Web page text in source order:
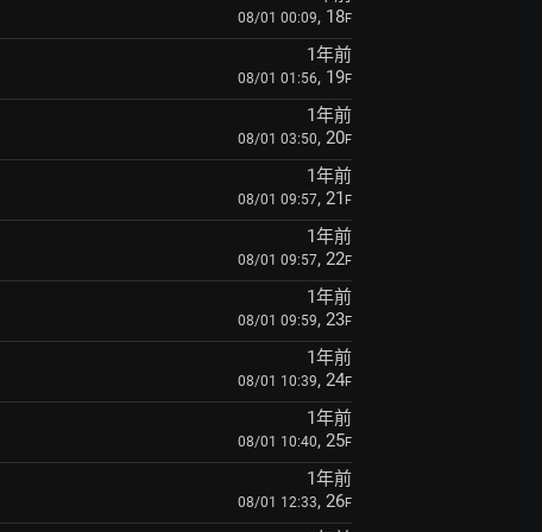
08/01 00:09, 18F
1年前
08/01 01:56, 19F
1年前
08/01 03:50, 20F
1年前
08/01 09:57, 21 F
1年前
08/01 09:57, 22F
1年前
08/01 09:59, 23F
1年前
08/01 10:39, 24F
1年前
08/01 10:40, 25F
1年前
08/01 12:33, 26F